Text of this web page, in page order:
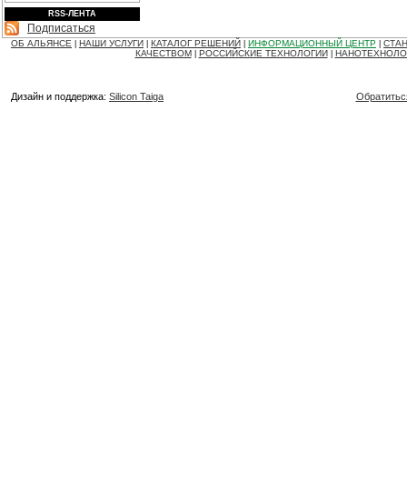
RSS-ЛЕНТА
Подписаться
ОБ АЛЬЯНСЕ НАШИ УСЛУГИ КАТАЛОГ РЕШЕНИЙ ИНФОРМАЦИОННЫЙ ЦЕНТР
КАЧЕСТВОМ
РОССИЙСКИЕ ТЕХНОЛОГИИ
Дизайн и поддержка: Silicon Taiga